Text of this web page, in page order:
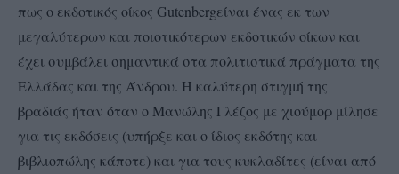
πως ο εκδοτικός οίκος Gutenbergείναι ένας εκ των
μεγαλύτερων και ποιοτικότερων εκδοτικών οίκων και
έχει συμβάλει σημαντικά στα πολιτιστικά πράγματα της
Ελλάδας και της Άνδρου. Η καλύτερη στιγμή της
βραδιάς ήταν όταν ο Μανώλης Γλέζος με χιούμορ μίλησε
για τις εκδόσεις (υπήρξε και ο ίδιος εκδότης και
βιβλιοπώλης κάποτε) και για τους κυκλαδίτες (είναι από